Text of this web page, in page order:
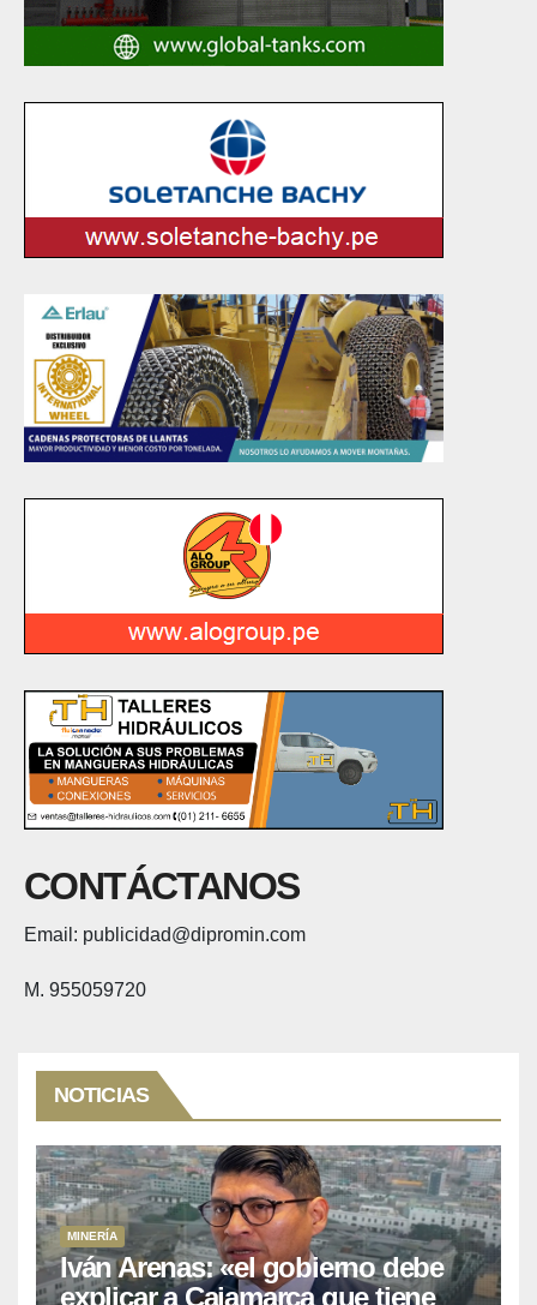
CONTÁCTANOS
Email: publicidad@dipromin.com
M. 955059720
NOTICIAS
MINERÍA
Iván Arenas: «el gobierno debe
explicar a Cajamarca que tiene